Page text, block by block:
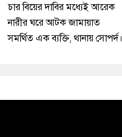
চার বিয়ের দাবির মধ্যেই আরেক
নারীর ঘরে আটক জামায়াত
সমর্থিত এক ব্যক্তি, থানায় সোপর্দ।